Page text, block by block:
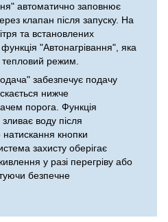
автоматично заповнює
клапан після запуску. На
та встановлених
"Автонагрівання", яка
тепловий режим.
забезпечує подачу
нижче
порога. Функція
воду після
кнопки
захисту оберігає
у разі перегріву або
безпечне